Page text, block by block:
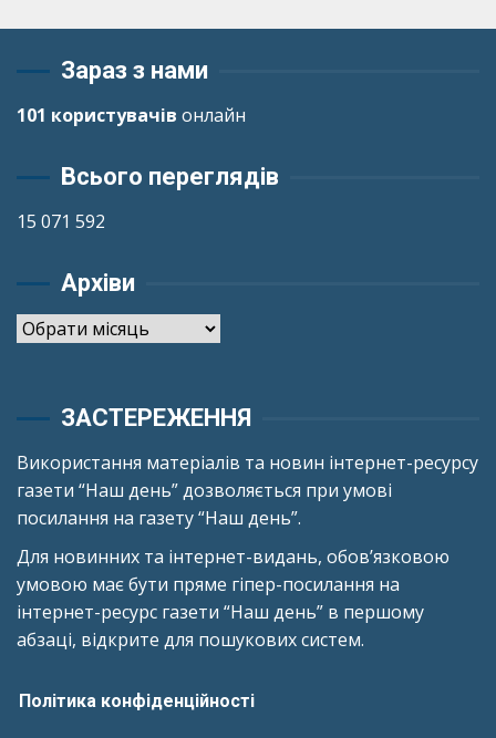
Зараз з нами
101 користувачів онлайн
Всього переглядів
15 071 592
Архіви
Архіви
ЗАСТЕРЕЖЕННЯ
Використання матеріалів та новин інтернет-ресурсу
газети “Наш день” дозволяється при умові
посилання на газету “Наш день”.
Для новинних та інтернет-видань, обов’язковою
умовою має бути пряме гіпер-посилання на
інтернет-ресурс газети “Наш день” в першому
абзаці, відкрите для пошукових систем.
Політика конфіденційності